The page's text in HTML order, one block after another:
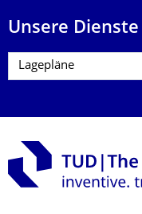
Unsere Dienste